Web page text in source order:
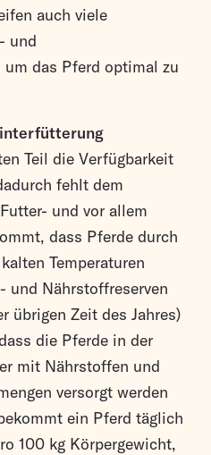
auch viele
und
das Pferd optimal zu
Teil die Verfügbarkeit
fehlt dem
und vor allem
dass Pferde durch
Temperaturen
und Nährstoffreserven
übrigen Zeit des Jahres)
die Pferde in der
mit Nährstoffen und
versorgt werden
ein Pferd täglich
100 kg Körpergewicht,